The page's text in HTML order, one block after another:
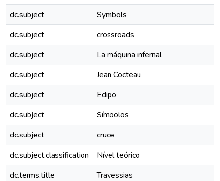
dc.subject
Symbols
dc.subject
crossroads
dc.subject
La máquina infernal
dc.subject
Jean Cocteau
dc.subject
Edipo
dc.subject
Símbolos
dc.subject
cruce
dc.subject.classification
Nível teórico
dc.terms.title
Travessias